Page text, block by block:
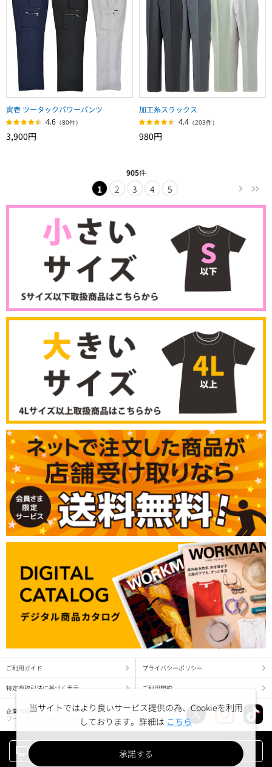
寅壱 ツータックパワーパンツ
4.6 （80件）
3,900円
加工糸スラックス
4.4 （203件）
980円
905件
1 2 3 4 5
ご利用ガイド プライバシーポリシー
特定商取引法に基づく表示 ご利用規約
企業情報
ワークマン コーポレートサイト
PC版でみる
当サイトではより良いサービス提供の為、Cookieを利用
しております。詳細は こちら
承諾する